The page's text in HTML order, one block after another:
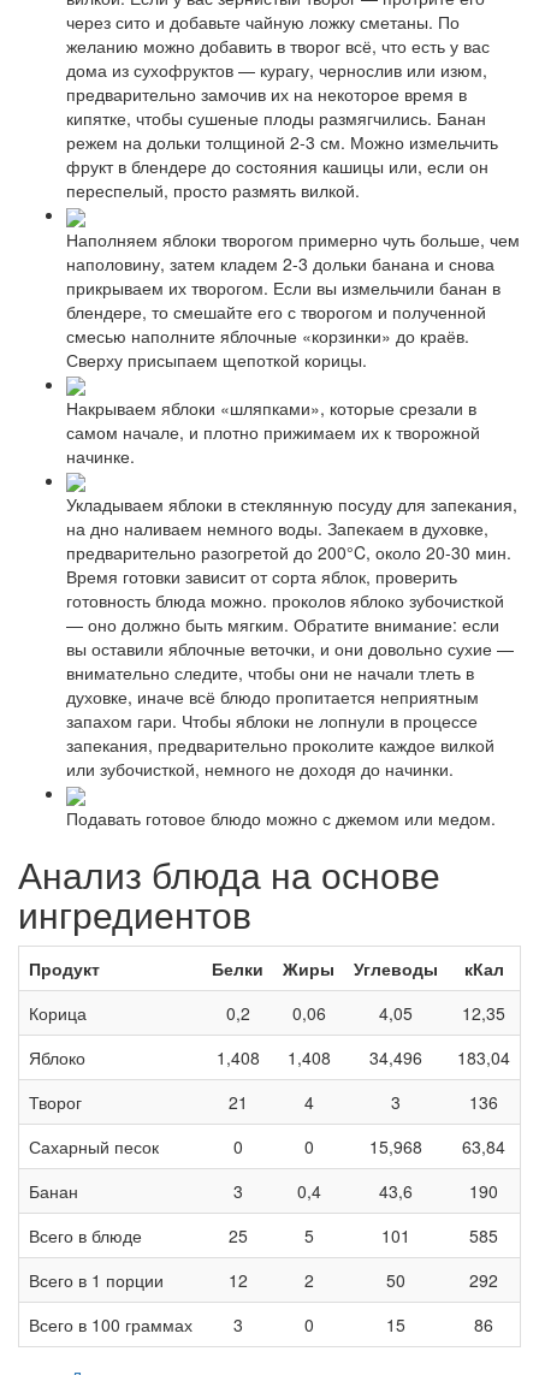
через сито и добавьте чайную ложку сметаны. По
желанию можно добавить в творог всё, что есть у вас
дома из сухофруктов — курагу, чернослив или изюм,
предварительно замочив их на некоторое время в
кипятке, чтобы сушеные плоды размягчились. Банан
режем на дольки толщиной 2-3 см. Можно измельчить
фрукт в блендере до состояния кашицы или, если он
переспелый, просто размять вилкой.
Наполняем яблоки творогом примерно чуть больше, чем
наполовину, затем кладем 2-3 дольки банана и снова
прикрываем их творогом. Если вы измельчили банан в
блендере, то смешайте его с творогом и полученной
смесью наполните яблочные «корзинки» до краёв.
Сверху присыпаем щепоткой корицы.
Накрываем яблоки «шляпками», которые срезали в
самом начале, и плотно прижимаем их к творожной
начинке.
Укладываем яблоки в стеклянную посуду для запекания,
на дно наливаем немного воды. Запекаем в духовке,
предварительно разогретой до 200°C, около 20-30 мин.
Время готовки зависит от сорта яблок, проверить
готовность блюда можно. проколов яблоко зубочисткой
— оно должно быть мягким. Обратите внимание: если
вы оставили яблочные веточки, и они довольно сухие —
внимательно следите, чтобы они не начали тлеть в
духовке, иначе всё блюдо пропитается неприятным
запахом гари. Чтобы яблоки не лопнули в процессе
запекания, предварительно проколите каждое вилкой
или зубочисткой, немного не доходя до начинки.
Подавать готовое блюдо можно с джемом или медом.
Анализ блюда на основе
ингредиентов
Продукт Белки Жиры Углеводы
кКал
Корица
0,2 0,06 4,05
12,35
Яблоко
1,408 1,408 34,496
183,04
Творог
21 4 3
136
Сахарный песок
0 0 15,968
63,84
Банан
3 0,4 43,6
190
Всего в блюде
25 5 101
585
Всего в 1 порции
12 2 50
292
Всего в 100 граммах
3 0 15 86